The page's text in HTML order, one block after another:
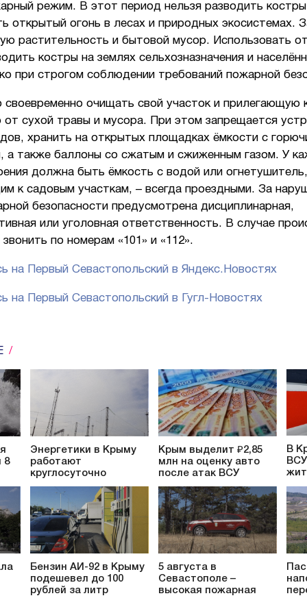
режим. В этот период нельзя разводить
открытый огонь в лесах и природных экосистемах.
растительность и бытовой мусор. Использовать
костры на землях сельхозназначения и
при строгом соблюдении требований пожарной
очищать свой участок и прилегающую
сухой травы и мусора. При этом запрещается
хранить на открытых площадках ёмкости с
а также баллоны со сжатым и сжиженным газом. У
должна быть ёмкость с водой или
к садовым участкам, – всегда проездными. За
безопасности предусмотрена дисциплинарная,
или уголовная ответственность. В случае
по номерам «101» и «112».
на Первый Севастопольский в Яндекс.Новостях
на Первый Севастопольский в Гугл-Новостях
8
Энергетики в Крыму
работают
круглосуточно
Крым выделит ₽2,85
млн на оценку авто
после атак ВСУ
В
Бензин АИ-92 в Крыму
подешевел до 100
рублей за литр
5 августа в
Севастополе –
высокая пожарная